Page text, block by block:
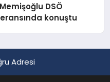
DSÖ
konuştu
Adresi